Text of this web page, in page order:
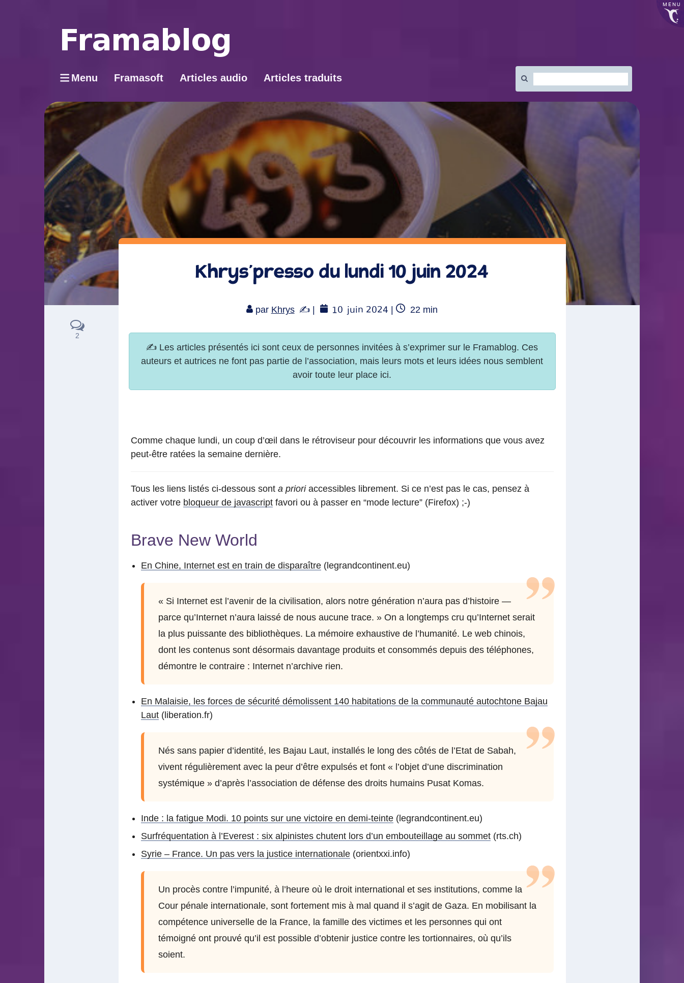
MENU
Menu Framasoft Articles audio Articles traduits
:
2
Khrys’presso du lundi 10 juin 2024
par Khrys | 10 juin 2024 |
Temps
22 min
Comme chaque lundi, un coup d’œil dans le rétroviseur pour découvrir les informations que vous avez
peut-être ratées la semaine dernière.
Tous les liens listés ci-dessous sont a prioriaccessibles librement. Si ce n’est pas le cas, pensez à
activer votre bloqueur de javascriptfavori ou à passer en “mode lecture” (Firefox) ;-)
Brave New World
En Chine, Internet est en train de disparaître(legrandcontinent.eu)
« Si Internet est l’avenir de la civilisation, alors notre génération n’aura pas d’histoire —
parce qu’Internet n’aura laissé de nous aucune trace. » On a longtemps cru qu’Internet serait
la plus puissante des bibliothèques. La mémoire exhaustive de l’humanité. Le web chinois,
dont les contenus sont désormais davantage produits et consommés depuis des téléphones,
démontre le contraire : Internet n’archive rien.
En Malaisie, les forces de sécurité démolissent 140 habitations de la communauté autochtone Bajau
Laut(liberation.fr)
Nés sans papier d’identité, les Bajau Laut, installés le long des côtés de l’Etat de Sabah,
vivent régulièrement avec la peur d’être expulsés et font « l’objet d’une discrimination
systémique » d’après l’association de défense des droits humains Pusat Komas.
Inde : la fatigue Modi. 10 points sur une victoire en demi-teinte(legrandcontinent.eu)
Surfréquentation à l’Everest : six alpinistes chutent lors d’un embouteillage au sommet(rts.ch)
Syrie – France. Un pas vers la justice internationale(orientxxi.info)
Un procès contre l’impunité, à l’heure où le droit international et ses institutions, comme la
Cour pénale internationale, sont fortement mis à mal quand il s’agit de Gaza. En mobilisant la
compétence universelle de la France, la famille des victimes et les personnes qui ont
témoigné ont prouvé qu’il est possible d’obtenir justice contre les tortionnaires, où qu’ils
soient.